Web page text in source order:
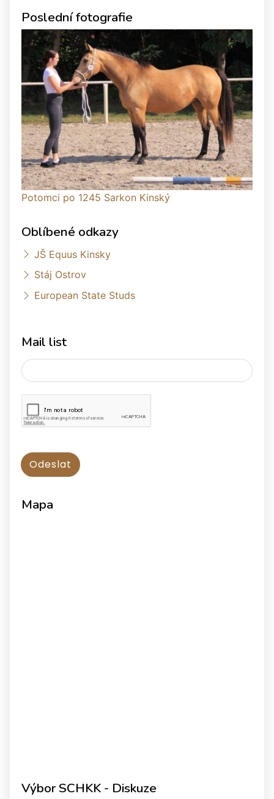
Poslední fotografie
Potomci po 1245 Sarkon Kinský
Oblíbené odkazy
JŠ Equus Kinsky
Stáj Ostrov
European State Studs
Mail list
Mapa
Výbor SCHKK - Diskuze